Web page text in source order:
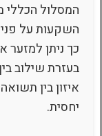
המסלול הכללי
השקעות על פני
כך ניתן למזער
בעזרת שילוב
איזון בין
יחסית.